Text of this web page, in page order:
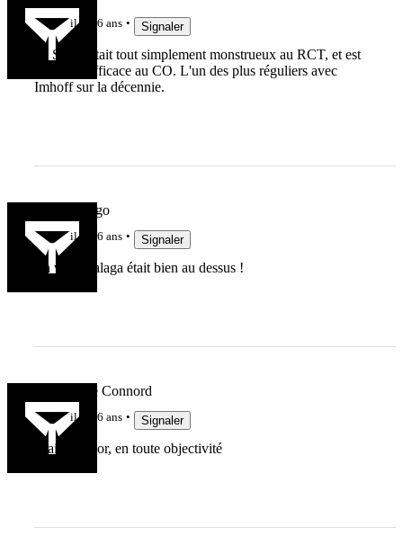
il y a 6 ans Signaler
D. Smith était tout simplement monstrueux au RCT, et est
resté très efficace au CO. L'un des plus réguliers avec
Imhoff sur la décennie.
Peyolegringo
il y a 6 ans Signaler
En vrai, Nalaga était bien au dessus !
Imblairable Connord
il y a 6 ans Signaler
Blair Connor, en toute objectivité